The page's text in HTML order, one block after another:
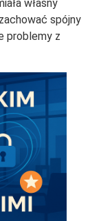
własny
spójny
problemy z